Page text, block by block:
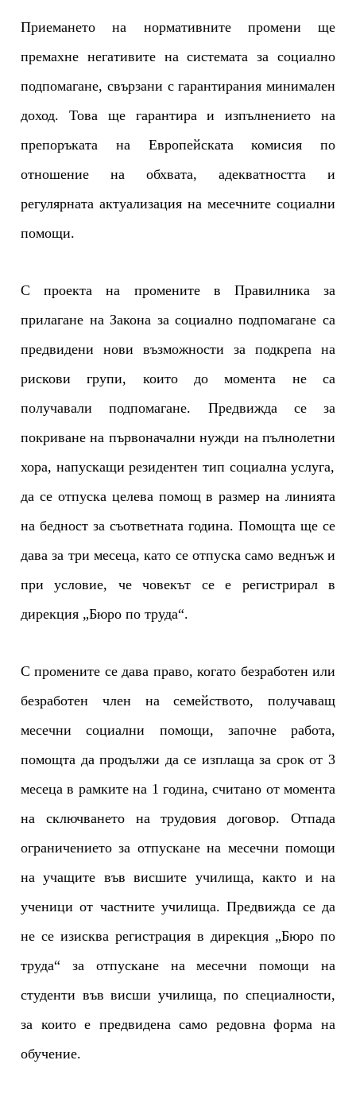
Приемането на нормативните промени ще
премахне негативите на системата за социално
подпомагане, свързани с гарантирания минимален
доход. Това ще гарантира и изпълнението на
препоръката на Европейската комисия по
отношение на обхвата, адекватността и
регулярната актуализация на месечните социални
помощи.
С проекта на промените в Правилника за
прилагане на Закона за социално подпомагане са
предвиденинови възможности за подкрепа на
рискови групи, които до момента не са
получавали подпомагане. Предвижда се за
покриване на първоначални нужди на пълнолетни
хора, напускащи резидентен тип социалнауслуга,
да се отпуска целева помощ в размер на линията
на бедност за съответната година. Помощта ще се
даваза три месеца, като се отпуска само веднъж и
при условие, чечовекът се е регистрирал в
дирекция „Бюро по труда“.
С промените се дава право, когато безработен или
безработен член на семейството, получаващ
месечни социални помощи, започне работа,
помощта да продължи да се изплаща за срок от 3
месеца в рамките на 1 година, считано от момента
на сключването на трудовия договор. Отпада
ограничението за отпускане на месечни помощи
на учащите във висшите училища, както и на
ученици от частните училища. Предвижда се да
не се изисква регистрация в дирекция „Бюро по
труда“ за отпускане на месечни помощи на
студенти във висши училища, по специалности,
за които е предвидена само редовна форма на
обучение.